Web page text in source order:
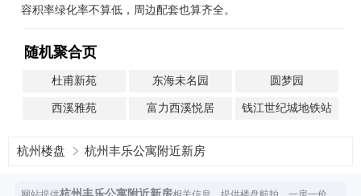
容积率绿化率不算低，周边配套也算齐全。
随机聚合页
杜甫新苑 东海未名园 圆梦园
西溪雅苑 富力西溪悦居 钱江世纪城地铁站
杭州楼盘 杭州丰乐公寓附近新房